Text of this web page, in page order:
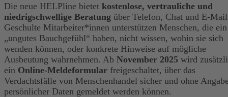
Die neue HELPline bietet kostenlose, vertrauliche und
niedrigschwellige Beratung über Telefon, Chat und E-
Geschulte Mitarbeiter*innen unterstützen Menschen, die ein
„ungutes Bauchgefühl“ haben, nicht wissen, wohin sie sich
wenden können, oder konkrete Hinweise auf mögliche
Ausbeutung wahrnehmen. Ab November 2025 wird
ein Online-Meldeformular freigeschaltet, über das
Verdachtsfälle von Menschenhandel sicher und ohne
persönlicher Daten gemeldet werden können.